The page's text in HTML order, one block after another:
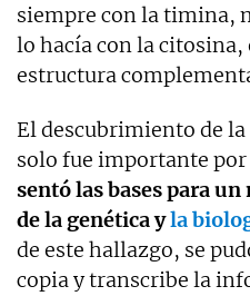
siempre con la timina,
lo hacía con la
estructura
El descubrimiento de
solo fue importante
sentó las bases para
de la genética yla
de este hallazgo, se
copia y transcribe la